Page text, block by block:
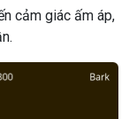
cảm giác ấm áp,